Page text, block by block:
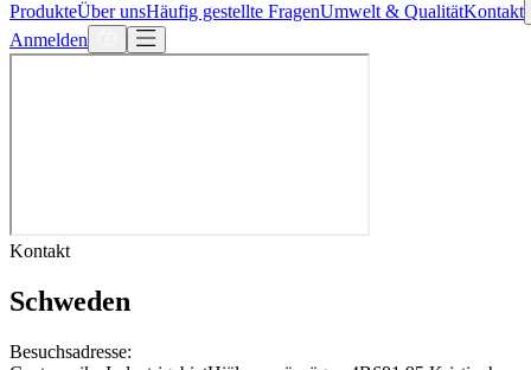
ProdukteÜber unsHäufig gestellte FragenUmwelt & QualitätKontakt
Anmelden
Kontakt
Schweden
Besuchsadresse: